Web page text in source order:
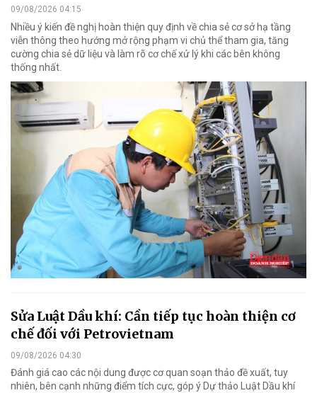
09/08/2026 04:15
Nhiều ý kiến đề nghị hoàn thiện quy định về chia sẻ cơ sở hạ tầng
viễn thông theo hướng mở rộng phạm vi chủ thể tham gia, tăng
cường chia sẻ dữ liệu và làm rõ cơ chế xử lý khi các bên không
thống nhất.
Sửa Luật Dầu khí: Cần tiếp tục hoàn thiện cơ
chế đối với Petrovietnam
09/08/2026 04:30
Đánh giá cao các nội dung được cơ quan soạn thảo đề xuất, tuy
nhiên, bên cạnh những điểm tích cực, góp ý Dự thảo Luật Dầu khí